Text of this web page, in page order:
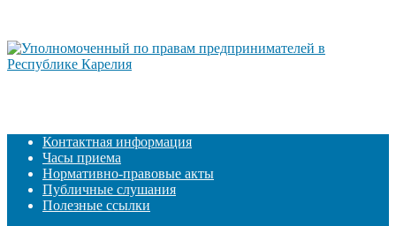
Контактная информация
Часы приема
Нормативно-правовые акты
Публичные слушания
Полезные ссылки